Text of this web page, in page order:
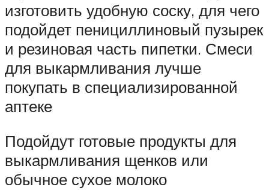
изготовить удобную соску, для чего
подойдет пенициллиновый пузырек
и резиновая часть пипетки. Смеси
для выкармливания лучше
покупать в специализированной
аптеке
Подойдут готовые продукты для
выкармливания щенков или
обычное сухое молоко